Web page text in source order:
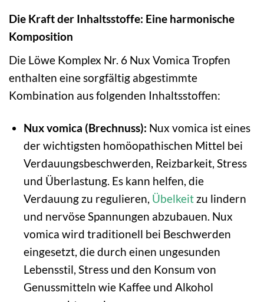
Die Kraft der Inhaltsstoffe: Eine harmonische
Komposition
Die Löwe Komplex Nr. 6 Nux Vomica Tropfen
enthalten eine sorgfältig abgestimmte
Kombination aus folgenden Inhaltsstoffen:
Nux vomica (Brechnuss): Nux vomica ist eines
der wichtigsten homöopathischen Mittel bei
Verdauungsbeschwerden, Reizbarkeit, Stress
und Überlastung. Es kann helfen, die
Verdauung zu regulieren, Übelkeitzu lindern
und nervöse Spannungen abzubauen. Nux
vomica wird traditionell bei Beschwerden
eingesetzt, die durch einen ungesunden
Lebensstil, Stress und den Konsum von
Genussmitteln wie Kaffee und Alkohol